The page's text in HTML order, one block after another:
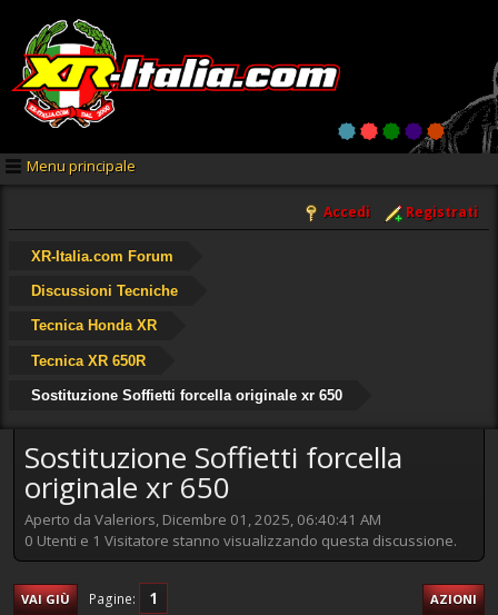
Menu principale
Accedi Registrati
XR-Italia.com Forum
Discussioni Tecniche
Tecnica Honda XR
Tecnica XR 650R
Sostituzione Soffietti forcella originale xr 650
Sostituzione Soffietti forcella
originale xr 650
Aperto da Valeriors, Dicembre 01, 2025, 06:40:41 AM
0 Utenti e 1 Visitatore stanno visualizzando questa discussione.
VAI GIÙ Pagine 1 AZIONI